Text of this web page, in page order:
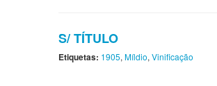
S/ TÍTULO
Etiquetas: 1905, Míldio, Vinificação